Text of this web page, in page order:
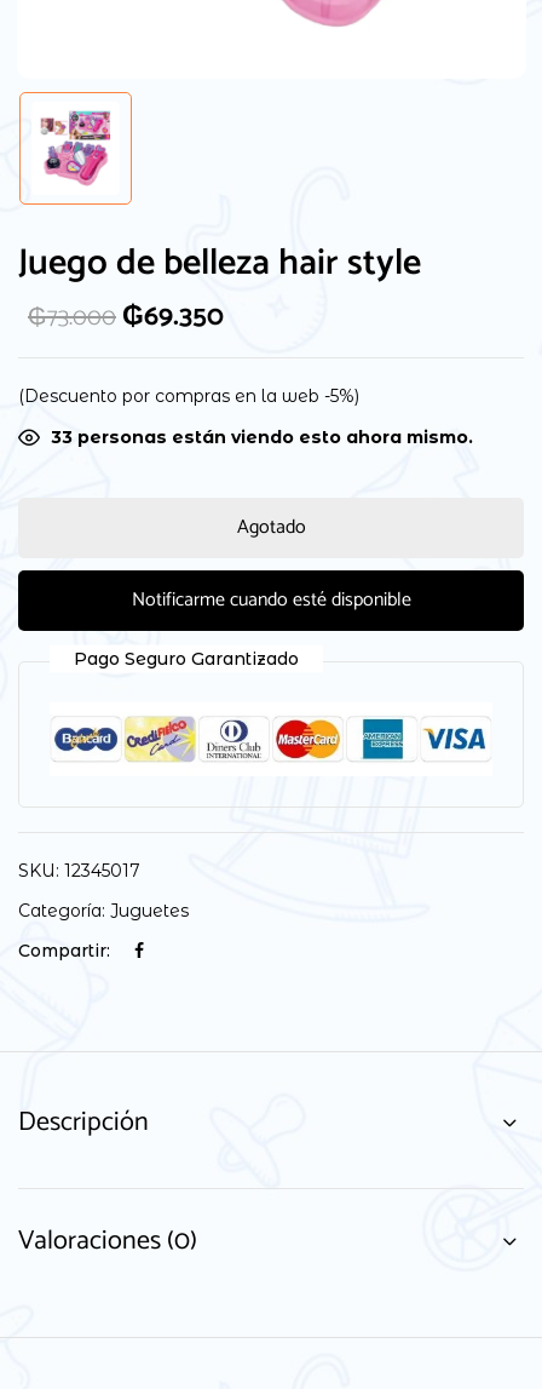
Juego de belleza hair style
₲73.000₲69.350
(Descuento por compras en la web -5%)
31personas están viendo esto ahora mismo.
Agotado
Notificarme cuando esté disponible
Pago Seguro Garantizado
SKU: 12345017
Categoría: Juguetes
Compartir:
Descripción
Valoraciones (0)